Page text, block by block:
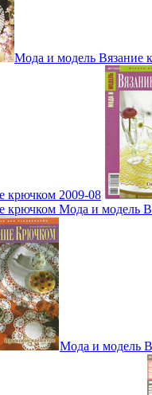
Мода и модель Вязание
крючком 2009-08
крючком Мода и модель
Мода и модель